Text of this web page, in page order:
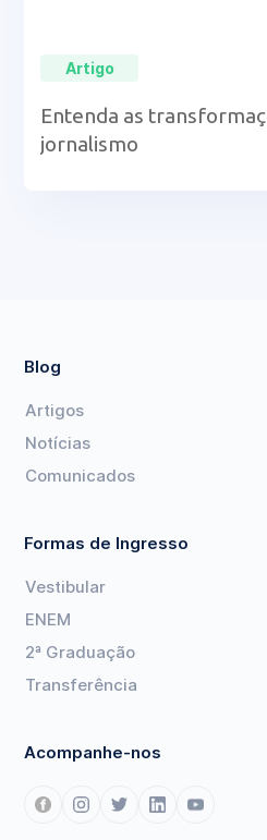
Artigo
Entenda as
jornalismo
Blog
Artigos
Notícias
Comunicados
Formas de Ingresso
Vestibular
ENEM
2ª Graduação
Transferência
Acompanhe-nos